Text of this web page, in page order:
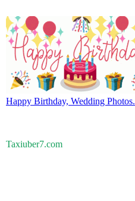
Happy Birthday, Wedding Photos.
Taxiuber7.com